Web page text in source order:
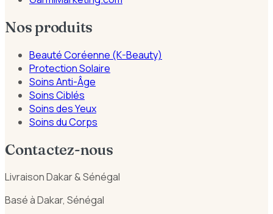
Nos produits
Beauté Coréenne (K-Beauty)
Protection Solaire
Soins Anti-Âge
Soins Ciblés
Soins des Yeux
Soins du Corps
Contactez-nous
Livraison Dakar & Sénégal
Basé à Dakar, Sénégal